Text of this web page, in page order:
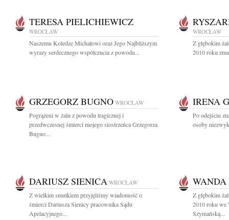
TERESA PIELICHIEWICZ
WROCŁAW
Naszemu Koledze Michałowi oraz Jego Najbliższym
wyrazy serdecznego współczucia z powodu...
WROCŁAW
Z głębokim
2010 roku
GRZEGORZ BUGNO WROCŁAW
Pogrążeni w żalu z powodu tragicznej i
przedwczesnej śmierci mojego siostrzeńca Grzegorza
Bugno...
IRENA
Po odejściu
osoby
DARIUSZ SIENICA WROCŁAW
Z wielkim smutkiem przyjęliśmy wiadomość o
śmierci Dariusza Sienicy pracownika Sądu
Apelacyjnego...
Z głębokim
2010 roku we
Szymańską...